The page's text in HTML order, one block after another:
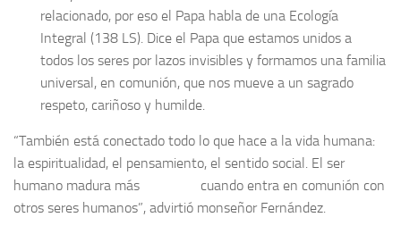
relacionado, por eso el Papa habla de una Ecología
Integral (138 LS). Dice el Papa que estamos unidos a
todos los seres por lazos invisibles y formamos una familia
universal, en comunión, que nos mueve a un sagrado
respeto, cariñoso y humilde.
“También está conectado todo lo que hace a la vida humana:
la espiritualidad, el pensamiento, el sentido social. El ser
humano madura más cuando entra en comunión con
otros seres humanos”, advirtió monseñor Fernández.